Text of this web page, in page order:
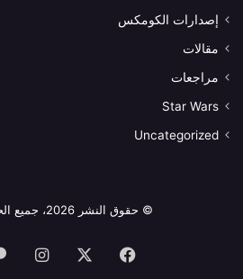
إصدارات الكومكس
مقالات
مراجعات
Star Wars
Uncategorized
© حقوق النشر 2026، جميع الحقوق محفوظة
فيسبوك